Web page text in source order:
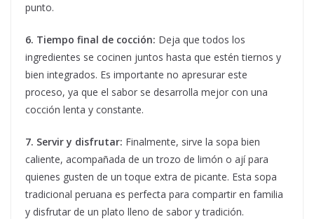
punto.
6. Tiempo final de cocción: Deja que todos los
ingredientes se cocinen juntos hasta que estén tiernos y
bien integrados. Es importante no apresurar este
proceso, ya que el sabor se desarrolla mejor con una
cocción lenta y constante.
7. Servir y disfrutar: Finalmente, sirve la sopa bien
caliente, acompañada de un trozo de limón o ají para
quienes gusten de un toque extra de picante. Esta sopa
tradicional peruana es perfecta para compartir en familia
y disfrutar de un plato lleno de sabor y tradición.